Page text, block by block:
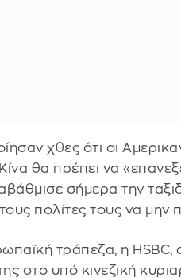
χθες ότι οι
θα πρέπει να
σήμερα την
πολίτες τους να μην
τράπεζα, η HSBC,
στο υπό κινεζική